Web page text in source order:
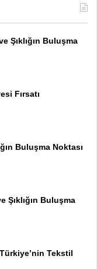
Şıklığın Buluşma
Fırsatı
Buluşma Noktası
Şıklığın Buluşma
Tekstil